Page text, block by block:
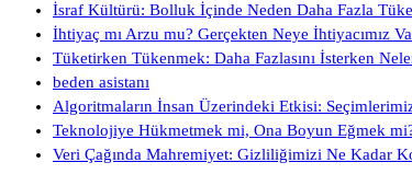
İsraf Kültürü: Bolluk İçinde Neden Daha Fazla
İhtiyaç mı Arzu mu? Gerçekten Neye İhtiyacımız
Tüketirken Tükenmek: Daha Fazlasını İsterken
beden asistanı
Algoritmaların İnsan Üzerindeki Etkisi:
Teknolojiye Hükmetmek mi, Ona Boyun Eğmek
Veri Çağında Mahremiyet: Gizliliğimizi Ne Kadar